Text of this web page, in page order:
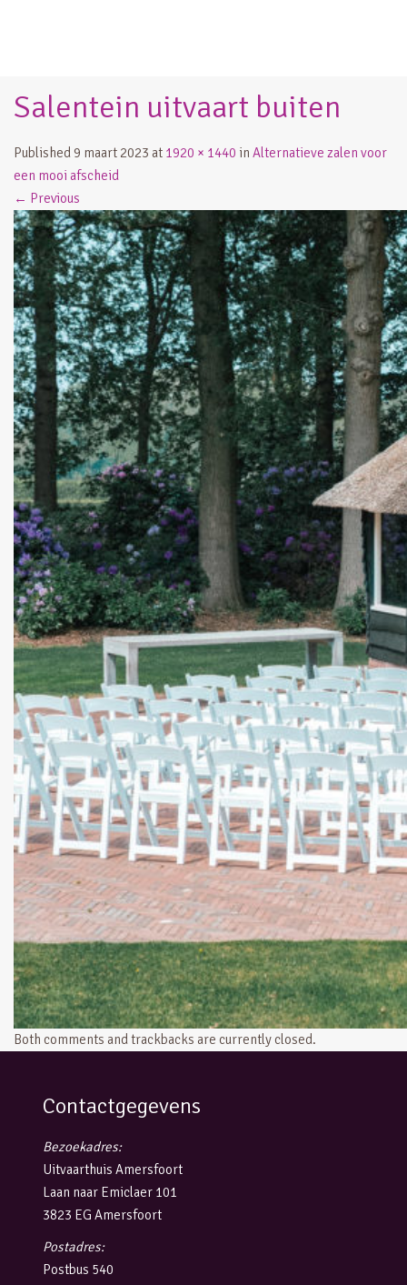
Salentein uitvaart buiten
Published 9 maart 2023 at 1920 × 1440 in Alternatieve zalen voor
een mooi afscheid
← Previous
Both comments and trackbacks are currently closed.
Contactgegevens
Bezoekadres:
Uitvaarthuis Amersfoort
Laan naar Emiclaer 101
3823 EG Amersfoort
Postadres:
Postbus 540